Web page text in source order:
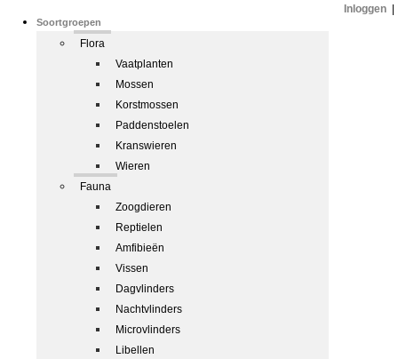
Soortgroepen
Flora
Vaatplanten
Mossen
Korstmossen
Paddenstoelen
Kranswieren
Wieren
Fauna
Zoogdieren
Reptielen
Amfibieën
Vissen
Dagvlinders
Nachtvlinders
Microvlinders
Libellen
Inloggen